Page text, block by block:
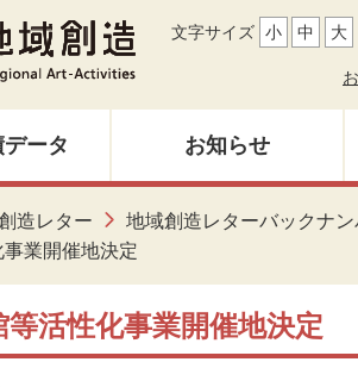
文字サイズ 小 中 大
ータ お知らせ
募集中
造レター 地域創造レターバックナン
業開催地決定
活性化事業開催地決定